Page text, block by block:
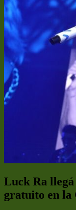
Luck Ra llegá
gratuito en la